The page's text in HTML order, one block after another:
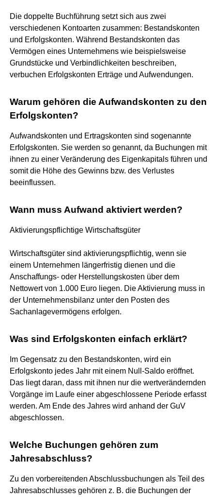
Die doppelte Buchführung setzt sich aus zwei
verschiedenen Kontoarten zusammen: Bestandskonten
und Erfolgskonten. Während Bestandskonten das
Vermögen eines Unternehmens wie beispielsweise
Grundstücke und Verbindlichkeiten beschreiben,
verbuchen Erfolgskonten Erträge und Aufwendungen.
Warum gehören die Aufwandskonten zu den
Erfolgskonten?
Aufwandskonten und Ertragskonten sind sogenannte
Erfolgskonten. Sie werden so genannt, da Buchungen mit
ihnen zu einer Veränderung des Eigenkapitals führen und
somit die Höhe des Gewinns bzw. des Verlustes
beeinflussen.
Wann muss Aufwand aktiviert werden?
Aktivierungspflichtige Wirtschaftsgüter
Wirtschaftsgüter sind aktivierungspflichtig, wenn sie
einem Unternehmen längerfristig dienen und die
Anschaffungs- oder Herstellungskosten über dem
Nettowert von 1.000 Euro liegen. Die Aktivierung muss in
der Unternehmensbilanz unter den Posten des
Sachanlagevermögens erfolgen.
Was sind Erfolgskonten einfach erklärt?
Im Gegensatz zu den Bestandskonten, wird ein
Erfolgskonto jedes Jahr mit einem Null-Saldo eröffnet.
Das liegt daran, dass mit ihnen nur die wertverändernden
Vorgänge im Laufe einer abgeschlossene Periode erfasst
werden. Am Ende des Jahres wird anhand der GuV
abgeschlossen.
Welche Buchungen gehören zum
Jahresabschluss?
Zu den vorbereitenden Abschlussbuchungen als Teil des
Jahresabschlusses gehören z. B. die Buchungen der